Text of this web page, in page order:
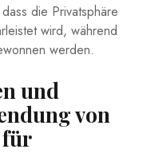
die Privatsphäre
wird, während
werden.
und
von